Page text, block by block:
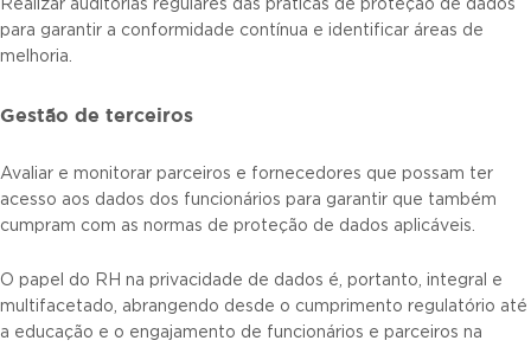
Realizar auditorias regulares das práticas de proteção de dados
para garantir a conformidade contínua e identificar áreas de
melhoria.
Gestão de terceiros
Avaliar e monitorar parceiros e fornecedores que possam ter
acesso aos dados dos funcionários para garantir que também
cumpram com as normas de proteção de dados aplicáveis.
O papel do RH na privacidade de dados é, portanto, integral e
multifacetado, abrangendo desde o cumprimento regulatório até
a educação e o engajamento de funcionários e parceiros na